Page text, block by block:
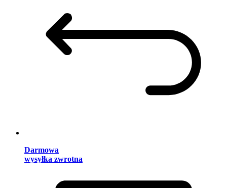
Darmowa
wysyłka zwrotna